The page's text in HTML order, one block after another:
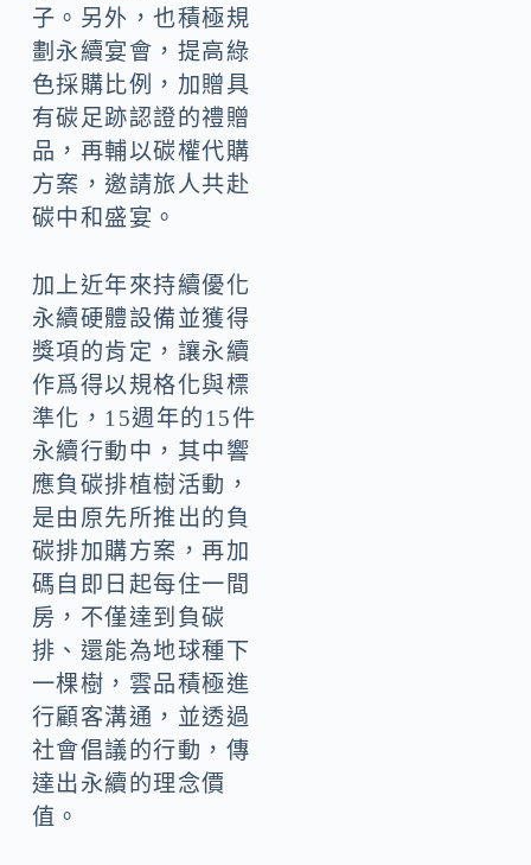
子。另外，也積極規
劃永續宴會，提高綠
色採購比例，加贈具
有碳足跡認證的禮贈
品，再輔以碳權代購
方案，邀請旅人共赴
碳中和盛宴。
加上近年來持續優化
永續硬體設備並獲得
獎項的肯定，讓永續
作爲得以規格化與標
準化，15週年的15件
永續行動中，其中響
應負碳排植樹活動，
是由原先所推出的負
碳排加購方案，再加
碼自即日起每住一間
房，不僅達到負碳
排、還能為地球種下
一棵樹，雲品積極進
行顧客溝通，並透過
社會倡議的行動，傳
達出永續的理念價
值。